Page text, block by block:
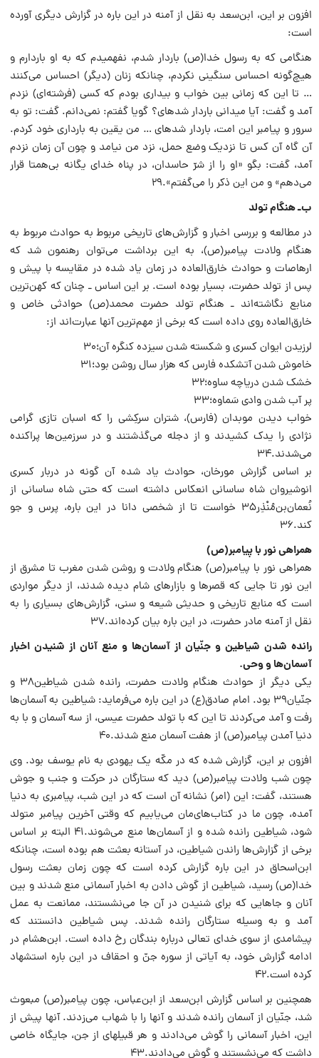
افزون بر این، ابن‌سعد به نقل از آمنه در این باره در گزارش دیگری آورده
است:
‌هنگامی‌ که به رسول خدا‌(ص) باردار شدم، نفهمیدم که به او باردارم و
هیچ‌گونه احساس سنگینی نکردم، چنانکه زنان (دیگر) احساس می‌کنند
… تا این که زمانی بین خواب و بیداری بودم که کسی (فرشته‌ای) نزدم
آمد و گفت: آیا می‏دانی باردار شده‏ای؟ گویا گفتم: نمی‌دانم. گفت: تو به
سرور و پیامبر این امت، باردار شده‏ای … من یقین به بارداری خود کردم.
آن گاه آن کس تا نزدیک وضع حمل، نزد من نیامد و چون آن زمان نزدم
آمد، گفت: بگو «او را از شرّ حاسدان، در پناه خدای یگانه بی‌همتا قرار
می‌دهم» و من این ذکر را می‌‏گفتم».۲۹
ب‌ـ هنگام تولد
در مطالعه و بررسی اخبار و گزارش‌های تاریخی مربوط به حوادث مربوط به
هنگام ولادت پیامبر‌(ص)، به این برداشت می‌توان رهنمون شد که
ارهاصات و حوادث خارق‌العاده در زمان یاد شده در مقایسه با پیش و
پس از تولد حضرت، بسیار بوده است. بر این اساس ـ چنان که کهن‌ترین
منابع نگاشته‌اند ـ هنگام تولد حضرت محمد‌(ص) حوادثی خاص و
خارق‌العاده روی داده است که برخی از مهم‌ترین آنها عبارت‌اند از:
لرزیدن ایوان کسری و شکسته شدن سیزده کنگره آن؛۳۰
خاموش شدن آتشکده فارس که هزار سا‌ل روشن بود؛۳۱
خشک شدن دریاچه ساوه؛۳۲
پر آب شدن وادی سَماوه؛۳۳
خواب دیدن موبدان (فارس)، شتران سرکِشی را که اسبان تازی گرامی
نژادی را یدک کشیدند و از دجله می‌گذشتند و در سرزمین‌ها پراکنده
می‌شدند.۳۴
بر اساس گزارش مورخان، حوادث یاد شده آن گونه در دربار کسری
انوشیروان شاه ساسانی انعکاس داشته است که حتی شاه ساسانی از
نُعمان‌بن‌مُنْذِر۳۵ خواست تا از شخصی دانا در این باره، پرس و جو
کند.۳۶
همراهی نور با پیامبر‌(ص)
همراهی نور با پیامبر‌(ص) هنگام ولادت و روشن شدن مغرب تا مشرق از
این نور تا جایی که قصرها و بازارهای شام دیده شدند، از دیگر مواردی
است که منابع تاریخی و حدیثی شیعه و سنی، گزارش‌های بسیاری را به
نقل از آمنه مادر حضرت، در این باره بیان کرده‌اند.۳۷
رانده شدن شیاطین و جنّیان از آسمان‌ها و منع آنان از شنیدن اخبار
آسمان‌ها و وحی.
یکی دیگر از حوادث هنگام ولادت حضرت، رانده ‌شدن شیاطین۳۸ و
جنّیان۳۹ بود. امام صادق‌(ع) در این باره می‌فرماید: شیاطین به آسمان‌ها
رفت و آمد می‌کردند تا این که با تولد حضرت عیسی، از سه آسمان و با به
دنیا آمدن پیامبر‌(ص) از هفت آسمان منع شدند.۴۰
افزون بر این، گزارش شده که در مکّه یک یهودی به نام یوسف بود. وی
چون شب ولادت پیامبر‌(ص) دید که ستارگان در حرکت و جنب‌ و جوش
هستند، گفت: این (امر) نشانه آن است که در این شب، پیامبری به دنیا
آمده، چون ما در کتاب‌های‌مان می‌یابیم که وقتی آخرین پیامبر متولد
شود، شیاطین رانده شده و از آسمان‌ها منع می‌شوند.۴۱ البته بر اساس
برخی از گزارش‌ها راندن شیاطین، در آستانه بعثت هم بوده است، چنانکه
ابن‌اسحاق در این باره گزارش کرده است که چون زمان بعثت رسول
خدا‌(ص) رسید، شیاطین از گوش دادن به اخبار آسمانی منع شدند و بین
آنان و جاهایی که برای شنیدن در آن جا می‌نشستند، ممانعت به عمل
آمد و به وسیله ستارگان رانده شدند. پس شیاطین دانستند که
پیشامدی از سوی خدای تعالی درباره بندگان رخ داده است. ابن‌هشام در
ادامه گزارش خود، به آیاتی از سوره جنّ و احقاف در این باره استشهاد
کرده است.۴۲
همچنین بر اساس گزارش ابن‌سعد از ابن‌عباس، چون پیامبر‌(ص) مبعوث
شد، جنّیان از آسمان رانده شدند و آنها را با شهاب می‌‏زدند. آنها پیش از
این، اخبار آسمانی را گوش می‌دادند و هر قبیله‏ای از جن، جایگاه خاصی
داشت که می‌‏نشستند و گوش می‌‏دادند.۴۳